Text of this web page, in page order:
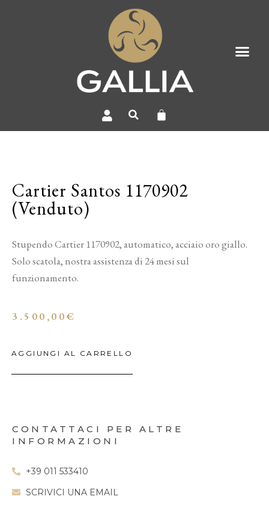
Cartier Santos 1170902
(Venduto)
Stupendo Cartier 1170902, automatico, acciaio oro giallo.
Solo scatola, nostra assistenza di 24 mesi sul
funzionamento.
3.500,00€
AGGIUNGI AL CARRELLO
CONTATTACI PER ALTRE
INFORMAZIONI
+39 011 533410
SCRIVICI UNA EMAIL